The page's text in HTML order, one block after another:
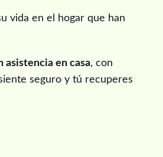
vida en el hogar que han
asistencia en casa, con
seguro y tú recuperes